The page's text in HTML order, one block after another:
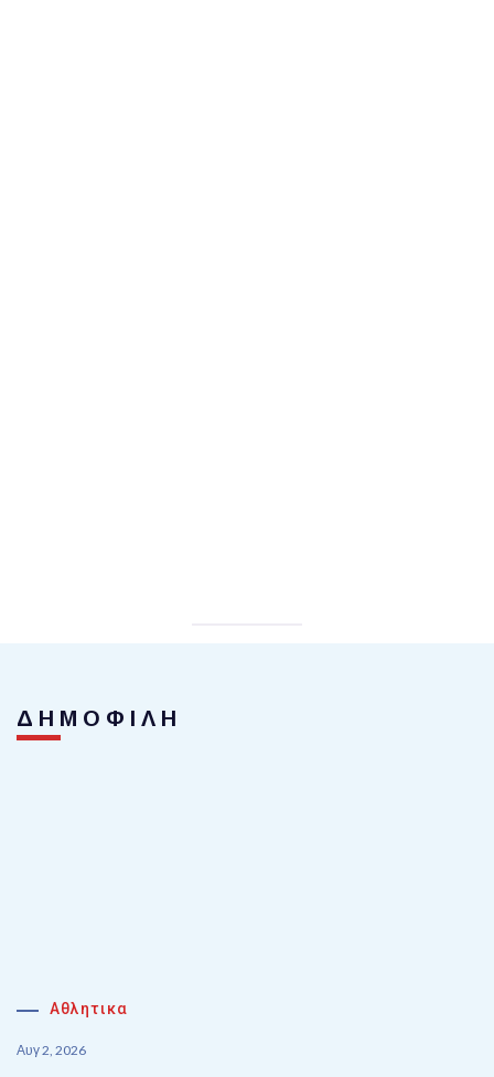
ΔΗΜΟΦΙΛΗ
Αθλητικα
Αυγ 2, 2026